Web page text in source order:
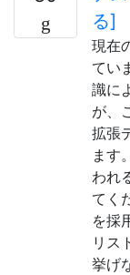
る]
現在
てい
識に
が、
拡張
ます
われ
てく
を採
リス
挙げ